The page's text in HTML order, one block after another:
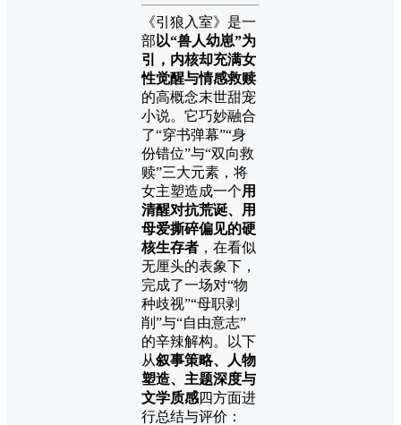
《引狼入室》是一
部 以“兽人幼崽”为
引，内核却充满女
性觉醒与情感救赎
的高概念末世甜宠
小说。它巧妙融合
了“穿书弹幕”“身
份错位”与“双向救
赎”三大元素，将
女主塑造成一个用
清醒对抗荒诞、用
母爱撕碎偏见的硬
核生存者 ，在看似
无厘头的表象下，
完成了一场对“物
种歧视”“母职剥
削”与“自由意志”
的辛辣解构。以下
从叙事策略、人物
塑造、主题深度与
文学质感四方面进
行总结与评价：